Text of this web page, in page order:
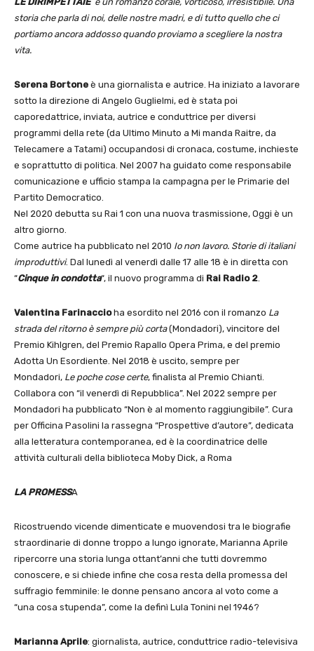
storia che parla di noi, delle nostre madri, e di tutto quello che ci
portiamo ancora addosso quando proviamo a scegliere la nostra
vita.
Serena Bortone è una giornalista e autrice. Ha iniziato a lavorare
sotto la direzione di Angelo Guglielmi, ed è stata poi
caporedattrice, inviata, autrice e conduttrice per diversi
programmi della rete (da Ultimo Minuto a Mi manda Raitre, da
Telecamere a Tatami) occupandosi di cronaca, costume, inchieste
e soprattutto di politica. Nel 2007 ha guidato come responsabile
comunicazione e ufficio stampa la campagna per le Primarie del
Partito Democratico.
Nel 2020 debutta su Rai 1 con una nuova trasmissione, Oggi è un
altro giorno.
Come autrice ha pubblicato nel 2010 Io non lavoro. Storie di italiani
improduttivi. Dal lunedì al venerdì dalle 17 alle 18 è in diretta con
“Cinque in condotta“, il nuovo programma di Rai Radio 2
Valentina Farinaccioha esordito nel 2016 con il romanzo La
strada del ritorno è sempre più corta(Mondadori), vincitore del
Premio Kihlgren, del Premio Rapallo Opera Prima, e del premio
Adotta Un Esordiente. Nel 2018 è uscito, sempre per
Mondadori, Le poche cose certe, finalista al Premio Chianti.
Collabora con “il venerdì di Repubblica”. Nel 2022 sempre per
Mondadori ha pubblicato “Non è al momento raggiungibile”. Cura
per Officina Pasolini la rassegna “Prospettive d’autore”, dedicata
alla letteratura contemporanea, ed è la coordinatrice delle
attività culturali della biblioteca Moby Dick, a Roma
LA PROMESSA
Ricostruendo vicende dimenticate e muovendosi tra le biografie
straordinarie di donne troppo a lungo ignorate, Marianna Aprile
ripercorre una storia lunga ottant’anni che tutti dovremmo
conoscere, e si chiede infine che cosa resta della promessa del
suffragio femminile: le donne pensano ancora al voto come a
“una cosa stupenda”, come la definì Lula Tonini nel 1946?
Marianna Aprile: giornalista, autrice, conduttrice radio-televisiva